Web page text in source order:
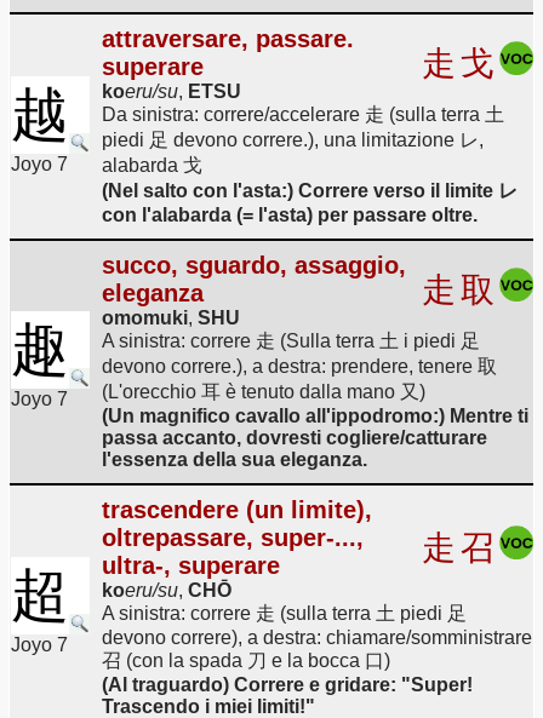
越
Joyo 7
attraversare, passare.
superare
koeru/su, ETSU
走戈
Da sinistra: correre/accelerare 走 (sulla terra 土
piedi 足 devono correre.), una limitazione レ,
alabarda 戈
(Nel salto con l'asta:) Correre verso il limite レ
con l'alabarda (= l'asta) per passare oltre.
趣
Joyo 7
succo, sguardo, assaggio,
eleganza
omomuki, SHU
走取
A sinistra: correre 走 (Sulla terra 土 i piedi 足
devono correre.), a destra: prendere, tenere 取
(L'orecchio 耳 è tenuto dalla mano 又)
(Un magnifico cavallo all'ippodromo:) Mentre ti
passa accanto, dovresti cogliere/catturare
l'essenza della sua eleganza.
超
Joyo 7
trascendere (un limite),
oltrepassare, super-...,
ultra-, superare
koeru/su, CHŌ
走召
A sinistra: correre 走 (sulla terra 土 piedi 足
devono correre), a destra: chiamare/somministrare
召 (con la spada 刀 e la bocca 口)
(Al traguardo) Correre e gridare: "Super!
Trascendo i miei limiti!"